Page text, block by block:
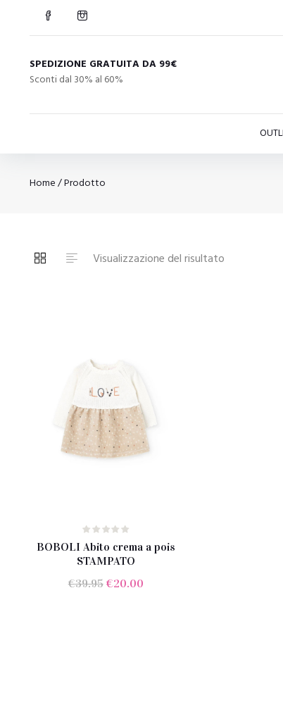
SPEDIZIONE GRATUITA DA 99€
Sconti dal 30% al 60%
Home/ Prodotto
Visualizzazione del risultato
BOBOLI Abito crema a pois
STAMPATO
€39.95 Il
€20.00Il